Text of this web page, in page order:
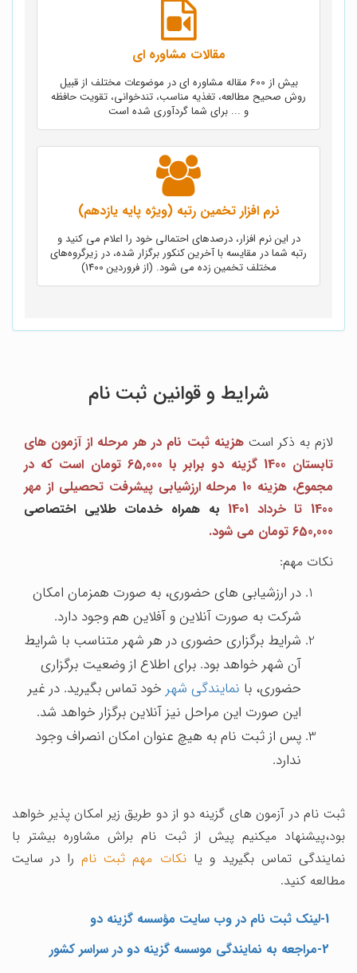
مقالات مشاوره ای
بیش از 600 مقاله مشاوره ای در موضوعات مختلف از قبیل
روش صحیح مطالعه، تغذیه مناسب، تندخوانی، تقویت حافظه
و ... برای شما گردآوری شده است
نرم‌ افزار تخمین رتبه (ویژه پایه یازدهم)
در این نرم افزار، درصدهای احتمالی خود را اعلام می کنید و
رتبه شما در مقایسه با آخرین کنکور برگزار شده، در زیرگروه‌های
مختلف تخمین زده می شود. (از فروردین 1400)
شرایط و قوانین ثبت نام
لازم به ذکر استهزینه ثبت نام در هر مرحله از آزمون های
تابستان 1400 گزینه دو برابر با 65,000 تومان است که در
مجموع، هزینه 10 مرحله ارزشیابی پیشرفت تحصیلی از مهر
1400 تا خرداد 1401
به همراه خدمات طلایی اختصاصی
650,000 تومان می شود.
نکات مهم:
در ارزشیابی های حضوری، به صورت همزمان امکان
شرکت به صورت آنلاین و آفلاین هم وجود دارد.
شرایط برگزاری حضوری در هر شهر متناسب با شرایط
آن شهر خواهد بود. برای اطلاع از وضعیت برگزاری
حضوری، با نمایندگی شهر خود تماس بگیرید. در غیر
این صورت این مراحل نیز آنلاین برگزار خواهد شد.
پس از ثبت نام به هیچ عنوان امکان انصراف وجود
ندارد.
ثبت نام در آزمون های گزینه دو از دو طریق زیر امکان پذیر خواهد
بود،پیشنهاد میکنیم پیش از ثبت نام براش مشاوره بیشتر با
نمایندگی تماس بگیرید و یانکات مهم ثبت نام را در سایت
مطالعه کنید.
1-لینک ثبت نام در وب سایت مؤسسه گزینه دو
2-مراجعه به نمایندگی موسسه گزینه دو در سراسر کشور